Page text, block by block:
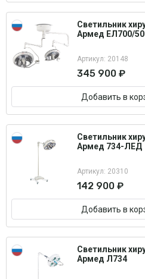
Светильник
Армед ЕЛ700/
Артикул: 20148
345 900 ₽
Добавить в
Светильник
Армед 734-ЛЕД
Артикул: 20310
142 900 ₽
Добавить в
Светильник
Армед Л734